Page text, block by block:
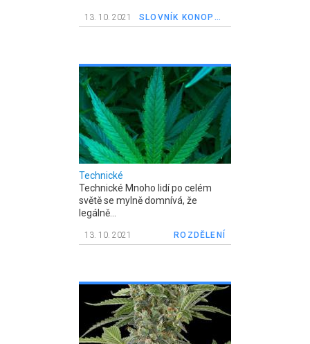
13. 10. 2021 SLOVNÍK KONOPNÝCH POJMŮ
Technické
Technické Mnoho lidí po celém
světě se mylně domnívá, že
legálně...
13. 10. 2021 ROZDĚLENÍ